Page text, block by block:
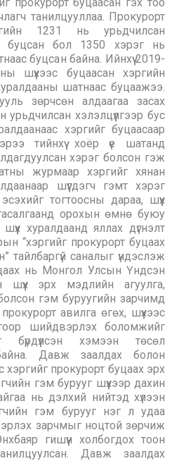
танилцууллаа. Прокурорт
1231 нь урьдчилсан
буцсан бол 1350 хэрэг нь
буцсан байна. Ийнхүү 2019-
шүүхээс буцаасан хэргийн
хуралдааны шатнаас буцаажээ.
зөрчсөн алдаагаа засах
урьдчилсан хэлэлцүүлгээр бус
хэргийг буцаасаар
тийнхүү хоёр үе шатанд
хэрэг болсон гэж
журмаар хэргийг хянан
шүүгдэгч гэмт хэрэг
тогтоосны дараа, шүүх
тасалгаанд орохын өмнө буюу
хуралдаанд яллах дүгнэлт
“хэргийг прокурорт буцаах
тайлбаргүй саналыг үндэслэж
нь Монгол Улсын Үндсэн
шүүх эрх мэдлийн агуулга,
болсон гэм буруугийн зарчимд
авилга өгөх, шүүхээс
шийдвэрлэх боломжийг
бүрдүүлсэн хэмээн төсөл
Давж заалдах болон
хэргийг прокурорт буцаах эрх
гэм бурууг шүүхээр дахин
нь дэлхий нийтэд хүлээн
гэм бурууг нэг л удаа
зарчмыг ноцтой зөрчиж
гишүүн холбогдох тоон
Давж заалдах